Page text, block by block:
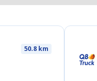
50.8 km